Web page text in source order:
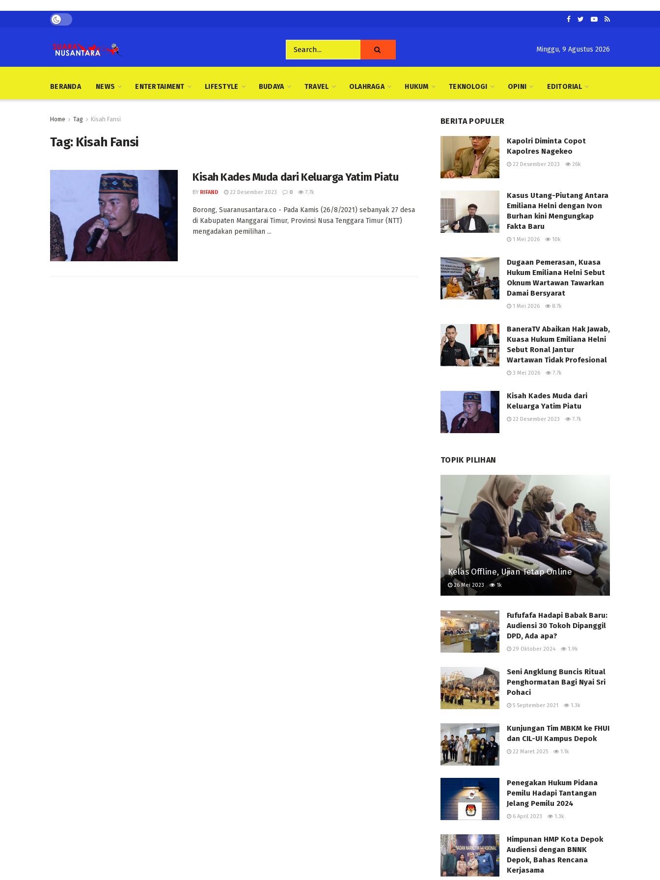
Minggu, 9 Agustus 2026
BERANDA NEWS ENTERTAIMENT LIFESTYLE BUDAYA TRAVEL OLAHRAGA HUKUM TEKNOLOGI OPINI EDITORIAL
Home Tag Kisah Fansi
Tag: Kisah Fansi
Kisah Kades Muda dari Keluarga Yatim Piatu
BY RIFAND 22 Desember 2023 0 7.7k
Borong, Suaranusantara.co - Pada Kamis (26/8/2021) sebanyak 27 desa
di Kabupaten Manggarai Timur, Provinsi Nusa Tenggara Timur (NTT)
mengadakan pemilihan ...
BERITA POPULER
Kapolri Diminta Copot
Kapolres Nagekeo
22 Desember 2023 26k
Kasus Utang-Piutang Antara
Emiliana Helni dengan Ivon
Burhan kini Mengungkap
Fakta Baru
1 Mei 2026 10k
Dugaan Pemerasan, Kuasa
Hukum Emiliana Helni Sebut
Oknum Wartawan Tawarkan
Damai Bersyarat
1 Mei 2026 8.7k
BaneraTV Abaikan Hak Jawab,
Kuasa Hukum Emiliana Helni
Sebut Ronal Jantur
Wartawan Tidak Profesional
3 Mei 2026 7.7k
Kisah Kades Muda dari
Keluarga Yatim Piatu
22 Desember 2023 7.7k
TOPIK PILIHAN
Kelas Offline, Ujian Tetap Online
26 Mei 2023 1k
Fufufafa Hadapi Babak Baru:
Audiensi 30 Tokoh Dipanggil
DPD, Ada apa?
29 Oktober 2024 1.9k
Seni Angklung Buncis Ritual
Penghormatan Bagi Nyai Sri
Pohaci
5 September 2021 1.3k
Kunjungan Tim MBKM ke FHUI
dan CIL-UI Kampus Depok
22 Maret 2025 1.1k
Penegakan Hukum Pidana
Pemilu Hadapi Tantangan
Jelang Pemilu 2024
6 April 2023 1.3k
Himpunan HMP Kota Depok
Audiensi dengan BNNK
Depok, Bahas Rencana
Kerjasama